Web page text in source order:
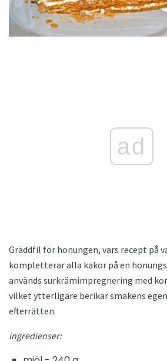
ad
Gräddfil för honungen, vars recept på
kompletterar alla kakor på en
används surkrämimpregnering med
vilket ytterligare berikar smakens
efterrätten.
ingredienser: